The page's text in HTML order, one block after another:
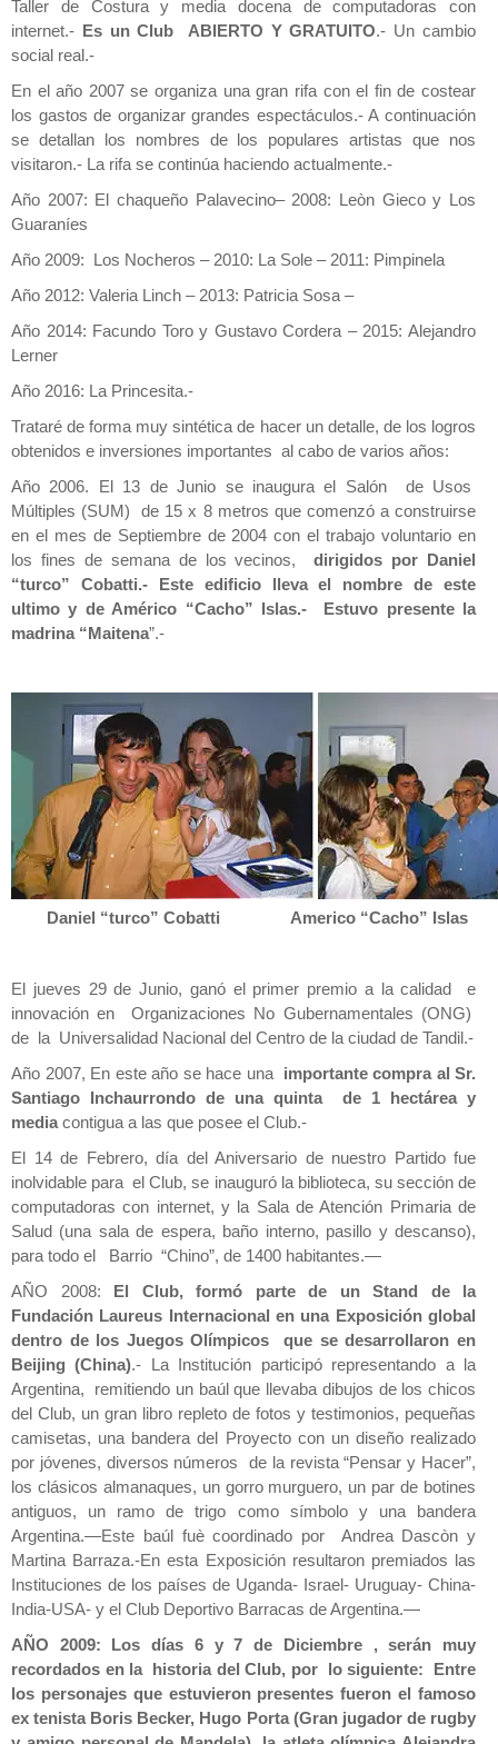
Taller de Costura y media docena de computadoras con
internet.-
Es un Club ABIERTO Y GRATUITO.- Un cambio
social real.-
En el año 2007 se organiza una gran rifa con el fin de costear
los gastos de organizar grandes espectáculos.- A continuación
se detallan los nombres de los populares artistas que nos
visitaron.- La rifa se continúa haciendo actualmente.-
Año 2007: El chaqueño Palavecino– 2008: Leòn Gieco y Los
Guaraníes
Año 2009: Los Nocheros – 2010: La Sole – 2011: Pimpinela
Año 2012: Valeria Linch – 2013: Patricia Sosa –
Año 2014: Facundo Toro y Gustavo Cordera – 2015: Alejandro
Lerner
Año 2016: La Princesita.-
Trataré de forma muy sintética de hacer un detalle, de los logros
obtenidos e inversiones importantes al cabo de varios años:
Año 2006. El 13 de Junio se inaugura el Salón de Usos
Múltiples (SUM) de 15 x 8 metros que comenzó a construirse
en el mes de Septiembre de 2004 con el trabajo voluntario en
los fines de semana de los vecinos,dirigidos por Daniel
“turco” Cobatti.- Este edificio lleva el nombre de este
ultimo y de Américo “Cacho” Islas.- Estuvo presente la
madrina “Maitena”.-
Daniel “turco” Cobatti Americo “Cacho” Islas
El jueves 29 de Junio, ganó el primer premio a la calidad e
innovación en Organizaciones No Gubernamentales (ONG)
de la Universalidad Nacional del Centro de la ciudad de Tandil.-
Año 2007, En este año se hace una importante compra al Sr.
Santiago Inchaurrondo de una quinta de 1 hectárea y
media contigua a las que posee el Club.-
El 14 de Febrero, día del Aniversario de nuestro Partido fue
inolvidable para el Club, se inauguró la biblioteca, su sección de
computadoras con internet, y la Sala de Atención Primaria de
Salud (una sala de espera, baño interno, pasillo y descanso),
para todo el Barrio “Chino”, de 1400 habitantes.—
AÑO 2008:
El Club, formó parte de un Stand de la
Fundación Laureus Internacional en una Exposición global
dentro de los Juegos Olímpicos que se desarrollaron en
Beijing (China).- La Institución participó representando a la
Argentina, remitiendo un baúl que llevaba dibujos de los chicos
del Club, un gran libro repleto de fotos y testimonios, pequeñas
camisetas, una bandera del Proyecto con un diseño realizado
por jóvenes, diversos números de la revista “Pensar y Hacer”,
los clásicos almanaques, un gorro murguero, un par de botines
antiguos, un ramo de trigo como símbolo y una bandera
Argentina.—Este baúl fuè coordinado por Andrea Dascòn y
Martina Barraza.-En esta Exposición resultaron premiados las
Instituciones de los países de Uganda- Israel- Uruguay- China-
India-USA- y el Club Deportivo Barracas de Argentina.—
AÑO 2009: Los días 6 y 7 de Diciembre , serán muy
recordados en la historia del Club, por lo siguiente: Entre
los personajes que estuvieron presentes fueron el famoso
ex tenista Boris Becker, Hugo Porta (Gran jugador de rugby